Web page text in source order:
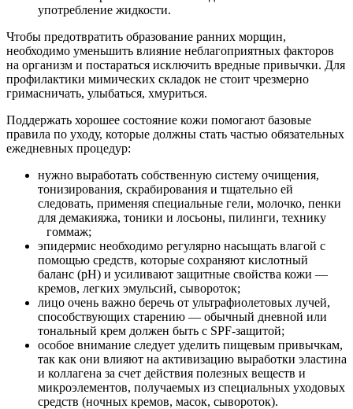
употребление жидкости.
Чтобы предотвратить образование ранних морщин,
необходимо уменьшить влияние неблагоприятных факторов
на организм и постараться исключить вредные привычки. Для
профилактики мимических складок не стоит чрезмерно
гримасничать, улыбаться, хмуриться.
Поддержать хорошее состояние кожи помогают базовые
правила по уходу, которые должны стать частью обязательных
ежедневных процедур:
нужно выработать собственную систему очищения,
тонизирования, скрабирования и тщательно ей
следовать, применяя специальные гели, молочко, пенки
для демакияжа, тоники и лосьоны, пилинги, технику
гоммаж;
эпидермис необходимо регулярно насыщать влагой с
помощью средств, которые сохраняют кислотный
баланс (рН) и усиливают защитные свойства кожи —
кремов, легких эмульсий, сывороток;
лицо очень важно беречь от ультрафиолетовых лучей,
способствующих старению — обычный дневной или
тональный крем должен быть с SPF-защитой;
особое внимание следует уделить пищевым привычкам,
так как они влияют на активизацию выработки эластина
и коллагена за счет действия полезных веществ и
микроэлементов, получаемых из специальных уходовых
средств (ночных кремов, масок, сывороток).